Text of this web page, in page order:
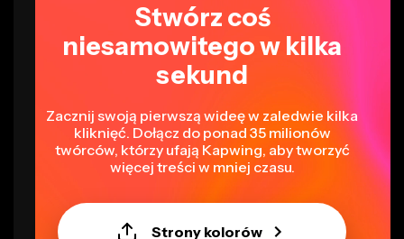
Stwórz coś
niesamowitego w kilka
sekund
Zacznij swoją pierwszą wideę w zaledwie kilka
kliknięć. Dołącz do ponad 35 milionów
twórców, którzy ufają Kapwing, aby tworzyć
więcej treści w mniej czasu.
Strony kolorów